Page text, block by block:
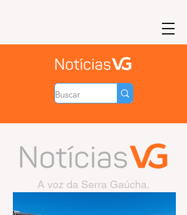
A voz da Serra Gaúcha.